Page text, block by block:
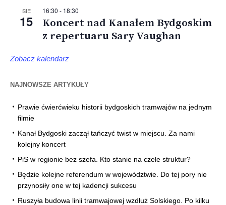
SIE
15
16:30 - 18:30
Koncert nad Kanałem Bydgoskim
z repertuaru Sary Vaughan
Zobacz kalendarz
NAJNOWSZE ARTYKUŁY
Prawie ćwierćwieku historii bydgoskich tramwajów na jednym
filmie
Kanał Bydgoski zaczął tańczyć twist w miejscu. Za nami
kolejny koncert
PiS w regionie bez szefa. Kto stanie na czele struktur?
Będzie kolejne referendum w województwie. Do tej pory nie
przynosiły one w tej kadencji sukcesu
Ruszyła budowa linii tramwajowej wzdłuż Solskiego. Po kilku